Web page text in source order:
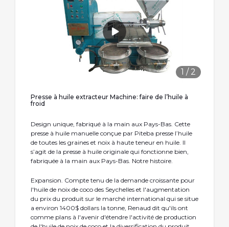
1 / 2
Presse à huile extracteur Machine: faire de l’huile à
froid
Design unique, fabriqué à la main aux Pays-Bas. Cette
presse à huile manuelle conçue par Piteba presse l’huile
de toutes les graines et noix à haute teneur en huile. Il
s’agit de la presse à huile originale qui fonctionne bien,
fabriquée à la main aux Pays-Bas. Notre histoire.
Expansion. Compte tenu de la demande croissante pour
l'huile de noix de coco des Seychelles et l'augmentation
du prix du produit sur le marché international qui se situe
a environ 1400$ dollars la tonne, Renaud dit qu'ils ont
comme plans à l'avenir d'étendre l'activité de production